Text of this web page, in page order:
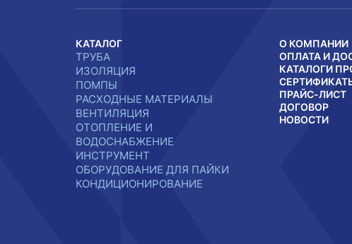
КАТАЛОГ
ТРУБА
ИЗОЛЯЦИЯ
ПОМПЫ
РАСХОДНЫЕ МАТЕРИАЛЫ
ВЕНТИЛЯЦИЯ
ОТОПЛЕНИЕ И
ВОДОСНАБЖЕНИЕ
ИНСТРУМЕНТ
ОБОРУДОВАНИЕ ДЛЯ ПАЙКИ
КОНДИЦИОНИРОВАНИЕ
О КОМПАНИИ
ОПЛАТА И
КАТАЛОГИ
ПРАЙС-ЛИСТ
ДОГОВОР
НОВОСТИ